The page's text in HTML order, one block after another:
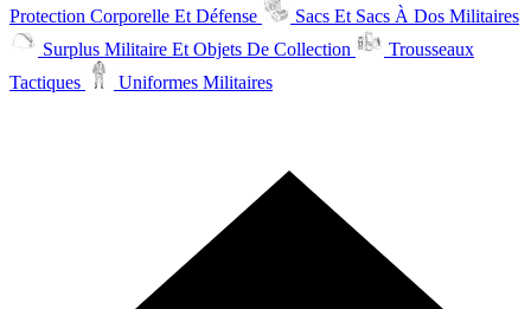
Protection Corporelle Et Défense
Sacs Et Sacs À Dos Militaires
Surplus Militaire Et Objets De Collection
Trousseaux
Tactiques
Uniformes Militaires